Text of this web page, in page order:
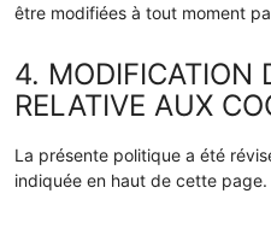
être modifiées à tout moment
4. MODIFICATION
RELATIVE AUX
La présente politique a été
indiquée en haut de cette page.